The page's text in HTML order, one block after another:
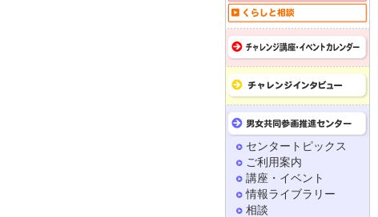
センタートピックス
ご利用案内
講座・イベント
情報ライブラリー
相談